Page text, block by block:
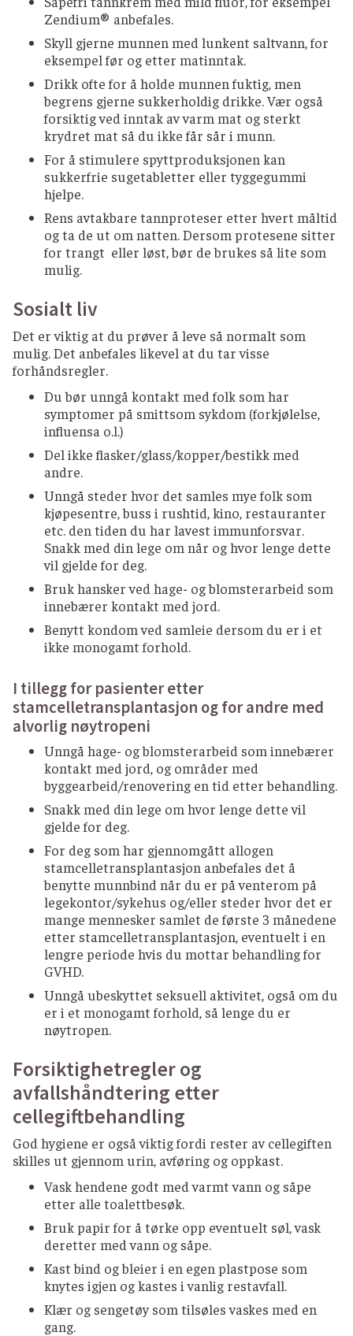
asparges bør gis et oppkok før inntak.
Hvis du bruker immundempende medisiner
må du unngå grapefrukt, pomelo,
bitterappelsin, stjernefrukt og
granateplejuice.
HONNING
varmebehandler honning, helst fra
porsjonspakninger.
KJØTT OG KJØTTPRODUKTER
Rått kjøtt (inkludert spekemat) bør unngås
Farsemat som hamburgere og kjøttdeig etc.
Svin og kylling skal være gjennomstekt.
Andre kjøttprodukter bør være godt stekt på
overflaten
KOSTTILSKUDD OG HELSEKOST
Snakk med din behandlende lege før eventuelt
bruk av kosttilskudd og helsekost som for
eksempel fermenterte produkter og
probiotika.
Det bør utøves særlig forsiktighet til
urtebaserte kosttilskudd.
KRYDDER (TØRKET) OG FRISKE URTER
Ferske urter og tørket krydder fra norske
produsenter kan brukes uten
varmebehandling.
Importerte ferske urter og tørket krydder
bør varmebehandles før bruk.
Bruk kun produkter som er laget av
pasteurisert melk.
Myke modningsoster (camembert, brie,
blåmuggost o.l.) bør unngås, men sauser og
annen mat med disse produktene er trygt å
spise varmebehandlet.
Spis is som er i forseglet innpakking, unngå
softis og kuleis fra utsalgssteder
SNACKS, NØTTER OG ISKREM
Benytt helst nøtteprodukter som er røstet og
fra forseglete forpakninger.
Springvann og norskprodusert flaskevann
anses som trygt i Norge
Unngå vann fra private brønner som ikke har
godkjenningsplikt (for eksempel hytter).
Ved tvil om drikkevannskvaliteten, bør
flaskevann benyttes
Anbefalinger for god
kjøkkenhygiene
KJØKKENREDSKAPER
Bytt redskaper mellom håndtering av ulike
råvarer for å forhindre krysskontaminering.
Vask over flater på kjøkken ofte.
Bytt klut ofte og vask kluten på minst 65 °C, ev.
legg i klor over natten.
Bruk aldri samme klut på benken og på
gulvet.
Tørkerull er et godt alternativ til klut.
TILBEREDNING AV MÅLTIDER
Zendium® anbefales.
Skyll gjerne munnen med lunkent saltvann, for
eksempel før og etter matinntak.
Drikk ofte for å holde munnen fuktig, men
begrens gjerne sukkerholdig drikke. Vær også
forsiktig ved inntak av varm mat og sterkt
krydret mat så du ikke får sår i munn.
For å stimulere spyttproduksjonen kan
sukkerfrie sugetabletter eller tyggegummi
hjelpe.
Rens avtakbare tannproteser etter hvert måltid
og ta de ut om natten. Dersom protesene sitter
for trangt eller løst, bør de brukes så lite som
mulig.
Sosialt liv
Det er viktig at du prøver å leve så normalt som
mulig. Det anbefales likevel at du tar visse
forhåndsregler.
Du bør unngå kontakt med folk som har
symptomer på smittsom sykdom (forkjølelse,
influensa o.l.)
Del ikke flasker/glass/kopper/bestikk med
andre.
Unngå steder hvor det samles mye folk som
kjøpesentre, buss i rushtid, kino, restauranter
etc. den tiden du har lavest immunforsvar.
Snakk med din lege om når og hvor lenge dette
vil gjelde for deg.
Bruk hansker ved hage- og blomsterarbeid som
innebærer kontakt med jord.
Benytt kondom ved samleie dersom du er i et
ikke monogamt forhold.
I tillegg for pasienter etter
stamcelletransplantasjon og for andre med
alvorlig nøytropeni
Unngå hage- og blomsterarbeid som innebærer
kontakt med jord, og områder med
byggearbeid/renovering en tid etter behandling.
Snakk med din lege om hvor lenge dette vil
gjelde for deg.
For deg som har gjennomgått allogen
stamcelletransplantasjon anbefales det å
benytte munnbind når du er på venterom på
legekontor/sykehus og/eller steder hvor det er
mange mennesker samlet de første 3 månedene
etter stamcelletransplantasjon, eventuelt i en
lengre periode hvis du mottar behandling for
GVHD.
Unngå ubeskyttet seksuell aktivitet, også om du
er i et monogamt forhold, så lenge du er
nøytropen.
Forsiktighetregler og
avfallshåndtering etter
cellegiftbehandling
God hygiene er også viktig fordi rester av cellegiften
skilles ut gjennom urin, avføring og oppkast.
Vask hendene godt med varmt vann og såpe
etter alle toalettbesøk.
Bruk papir for å tørke opp eventuelt søl, vask
deretter med vann og såpe.
Kast bind og bleier i en egen plastpose som
knytes igjen og kastes i vanlig restavfall.
Klær og sengetøy som tilsøles vaskes med en
gang.